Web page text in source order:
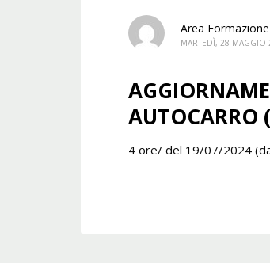
Area Formazione
MARTEDÌ, 28 MAGGIO
AUTOCARRO
4 ore/ del 19/07/2024